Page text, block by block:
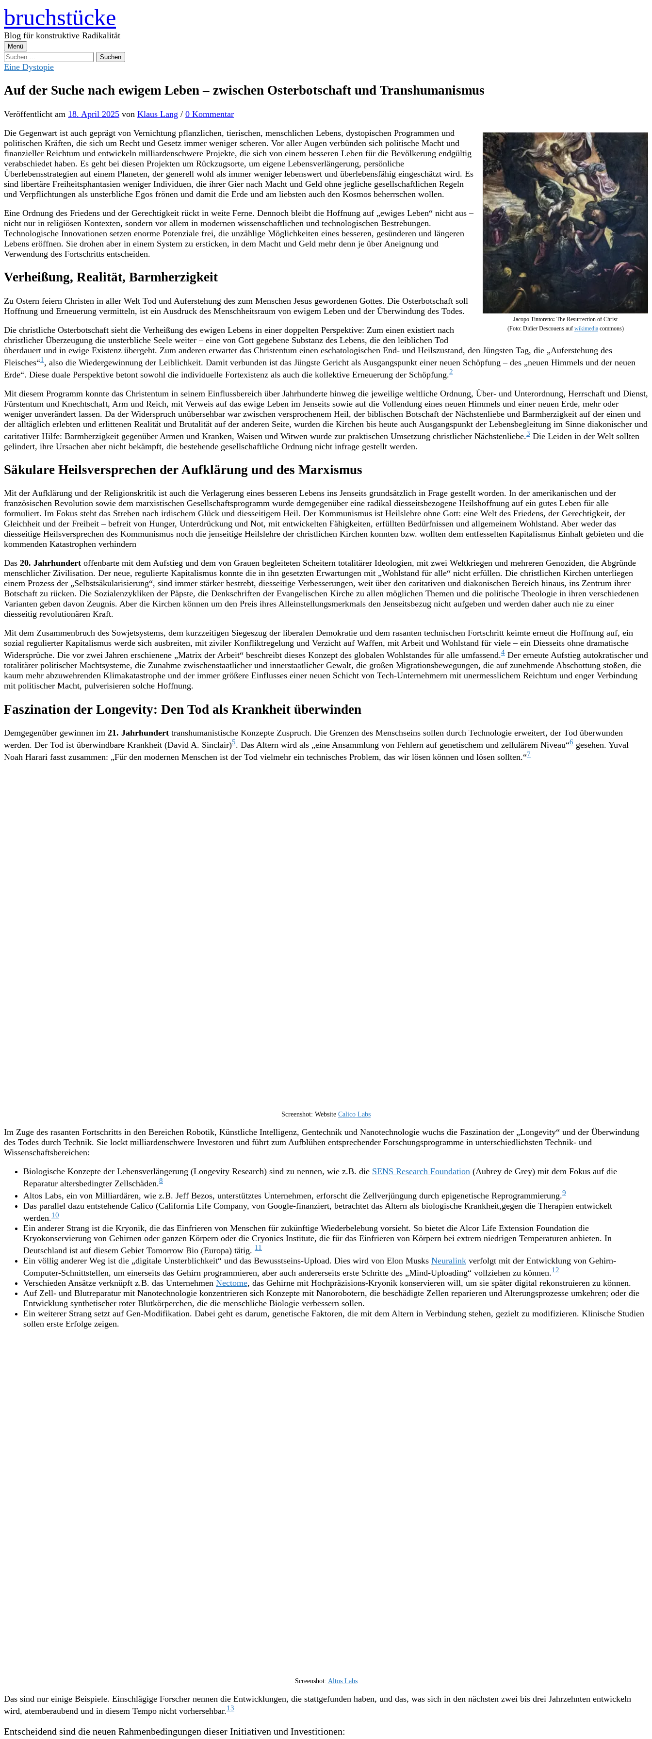
Zum
Inhalt
überspringen
bruchstücke
Blog für konstruktive Radikalität
Menü
Suchen
nach:
Eine Dystopie
Auf der Suche nach ewigem Leben – zwischen Osterbotschaft und Transhumanismus
Veröffentlicht am 18. April 2025 von Klaus Lang / 0 Kommentar
Jacopo Tintoretto: The Resurrection of Christ
(Foto: Didier Descouens auf wikimediacommons)
Die Gegenwart ist auch geprägt von Vernichtung pflanzlichen, tierischen, menschlichen Lebens, dystopischen Programmen und
politischen Kräften, die sich um Recht und Gesetz immer weniger scheren. Vor aller Augen verbünden sich politische Macht und
finanzieller Reichtum und entwickeln milliardenschwere Projekte, die sich von einem besseren Leben für die Bevölkerung endgültig
verabschiedet haben. Es geht bei diesen Projekten um Rückzugsorte, um eigene Lebensverlängerung, persönliche
Überlebensstrategien auf einem Planeten, der generell wohl als immer weniger lebenswert und überlebensfähig eingeschätzt wird. Es
sind libertäre Freiheitsphantasien weniger Individuen, die ihrer Gier nach Macht und Geld ohne jegliche gesellschaftlichen Regeln
und Verpflichtungen als unsterbliche Egos frönen und damit die Erde und am liebsten auch den Kosmos beherrschen wollen.
Eine Ordnung des Friedens und der Gerechtigkeit rückt in weite Ferne. Dennoch bleibt die Hoffnung auf „ewiges Leben“ nicht aus –
nicht nur in religiösen Kontexten, sondern vor allem in modernen wissenschaftlichen und technologischen Bestrebungen.
Technologische Innovationen setzen enorme Potenziale frei, die unzählige Möglichkeiten eines besseren, gesünderen und längeren
Lebens eröffnen. Sie drohen aber in einem System zu ersticken, in dem Macht und Geld mehr denn je über Aneignung und
Verwendung des Fortschritts entscheiden.
Verheißung, Realität, Barmherzigkeit
Zu Ostern feiern Christen in aller Welt Tod und Auferstehung des zum Menschen Jesus gewordenen Gottes. Die Osterbotschaft soll
Hoffnung und Erneuerung vermitteln, ist ein Ausdruck des Menschheitsraum von ewigem Leben und der Überwindung des Todes.
Die christliche Osterbotschaft sieht die Verheißung des ewigen Lebens in einer doppelten Perspektive: Zum einen existiert nach
christlicher Überzeugung die unsterbliche Seele weiter – eine von Gott gegebene Substanz des Lebens, die den leiblichen Tod
überdauert und in ewige Existenz übergeht. Zum anderen erwartet das Christentum einen eschatologischen End- und Heilszustand, den Jüngsten Tag, die „Auferstehung des
Fleisches“1 , also die Wiedergewinnung der Leiblichkeit. Damit verbunden ist das Jüngste Gericht als Ausgangspunkt einer neuen Schöpfung – des „neuen Himmels und der neuen
Erde“. Diese duale Perspektive betont sowohl die individuelle Fortexistenz als auch die kollektive Erneuerung der Schöpfung.2
Mit diesem Programm konnte das Christentum in seinem Einflussbereich über Jahrhunderte hinweg die jeweilige weltliche Ordnung, Über- und Unterordnung, Herrschaft und Dienst,
Fürstentum und Knechtschaft, Arm und Reich, mit Verweis auf das ewige Leben im Jenseits sowie auf die Vollendung eines neuen Himmels und einer neuen Erde, mehr oder
weniger unverändert lassen. Da der Widerspruch unübersehbar war zwischen versprochenem Heil, der biblischen Botschaft der Nächstenliebe und Barmherzigkeit auf der einen und
der alltäglich erlebten und erlittenen Realität und Brutalität auf der anderen Seite, wurden die Kirchen bis heute auch Ausgangspunkt der Lebensbegleitung im Sinne diakonischer und
caritativer Hilfe: Barmherzigkeit gegenüber Armen und Kranken, Waisen und Witwen wurde zur praktischen Umsetzung christlicher Nächstenliebe.3 Die Leiden in der Welt sollten
gelindert, ihre Ursachen aber nicht bekämpft, die bestehende gesellschaftliche Ordnung nicht infrage gestellt werden.
Säkulare Heilsversprechen der Aufklärung und des Marxismus
Mit der Aufklärung und der Religionskritik ist auch die Verlagerung eines besseren Lebens ins Jenseits grundsätzlich in Frage gestellt worden. In der amerikanischen und der
französischen Revolution sowie dem marxistischen Gesellschaftsprogramm wurde demgegenüber eine radikal diesseitsbezogene Heilshoffnung auf ein gutes Leben für alle
formuliert. Im Fokus steht das Streben nach irdischem Glück und diesseitigem Heil. Der Kommunismus ist Heilslehre ohne Gott: eine Welt des Friedens, der Gerechtigkeit, der
Gleichheit und der Freiheit – befreit von Hunger, Unterdrückung und Not, mit entwickelten Fähigkeiten, erfüllten Bedürfnissen und allgemeinem Wohlstand. Aber weder das
diesseitige Heilsversprechen des Kommunismus noch die jenseitige Heilslehre der christlichen Kirchen konnten bzw. wollten dem entfesselten Kapitalismus Einhalt gebieten und die
kommenden Katastrophen verhindern
Das 20. Jahrhundert offenbarte mit dem Aufstieg und dem von Grauen begleiteten Scheitern totalitärer Ideologien, mit zwei Weltkriegen und mehreren Genoziden, die Abgründe
menschlicher Zivilisation. Der neue, regulierte Kapitalismus konnte die in ihn gesetzten Erwartungen mit „Wohlstand für alle“ nicht erfüllen. Die christlichen Kirchen unterliegen
einem Prozess der „Selbstsäkularisierung“, sind immer stärker bestrebt, diesseitige Verbesserungen, weit über den caritativen und diakonischen Bereich hinaus, ins Zentrum ihrer
Botschaft zu rücken. Die Sozialenzykliken der Päpste, die Denkschriften der Evangelischen Kirche zu allen möglichen Themen und die politische Theologie in ihren verschiedenen
Varianten geben davon Zeugnis. Aber die Kirchen können um den Preis ihres Alleinstellungsmerkmals den Jenseitsbezug nicht aufgeben und werden daher auch nie zu einer
diesseitig revolutionären Kraft.
Mit dem Zusammenbruch des Sowjetsystems, dem kurzzeitigen Siegeszug der liberalen Demokratie und dem rasanten technischen Fortschritt keimte erneut die Hoffnung auf, ein
sozial regulierter Kapitalismus werde sich ausbreiten, mit ziviler Konfliktregelung und Verzicht auf Waffen, mit Arbeit und Wohlstand für viele – ein Diesseits ohne dramatische
Widersprüche. Die vor zwei Jahren erschienene „Matrix der Arbeit“ beschreibt dieses Konzept des globalen Wohlstandes für alle umfassend.4 Der erneute Aufstieg autokratischer und
totalitärer politischer Machtsysteme, die Zunahme zwischenstaatlicher und innerstaatlicher Gewalt, die großen Migrationsbewegungen, die auf zunehmende Abschottung stoßen, die
kaum mehr abzuwehrenden Klimakatastrophe und der immer größere Einflusses einer neuen Schicht von Tech-Unternehmern mit unermesslichem Reichtum und enger Verbindung
mit politischer Macht, pulverisieren solche Hoffnung.
Faszination der Longevity: Den Tod als Krankheit überwinden
Demgegenüber gewinnen im 21. Jahrhundert transhumanistische Konzepte Zuspruch. Die Grenzen des Menschseins sollen durch Technologie erweitert, der Tod überwunden
werden. Der Tod ist überwindbare Krankheit (David A. Sinclair)5. Das Altern wird als „eine Ansammlung von Fehlern auf genetischem und zellulärem Niveau“6 gesehen. Yuval
Noah Harari fasst zusammen: „Für den modernen Menschen ist der Tod vielmehr ein technisches Problem, das wir lösen können und lösen sollten.“7
Screenshot: Website Calico Labs
Im Zuge des rasanten Fortschritts in den Bereichen Robotik, Künstliche Intelligenz, Gentechnik und Nanotechnologie wuchs die Faszination der „Longevity“ und der Überwindung
des Todes durch Technik. Sie lockt milliardenschwere Investoren und führt zum Aufblühen entsprechender Forschungsprogramme in unterschiedlichsten Technik- und
Wissenschaftsbereichen:
Biologische Konzepte der Lebensverlängerung (Longevity Research) sind zu nennen, wie z.B. die SENS Research Foundation (Aubrey de Grey) mit dem Fokus auf die
Reparatur altersbedingter Zellschäden.8
Altos Labs, ein von Milliardären, wie z.B. Jeff Bezos, unterstütztes Unternehmen, erforscht die Zellverjüngung durch epigenetische Reprogrammierung.9
Das parallel dazu entstehende Calico (California Life Company, von Google-finanziert, betrachtet das Altern als biologische Krankheit,gegen die Therapien entwickelt
werden.10
Ein anderer Strang ist die Kryonik, die das Einfrieren von Menschen für zukünftige Wiederbelebung vorsieht. So bietet die Alcor Life Extension Foundation die
Kryokonservierung von Gehirnen oder ganzen Körpern oder die Cryonics Institute, die für das Einfrieren von Körpern bei extrem niedrigen Temperaturen anbieten. In
Deutschland ist auf diesem Gebiet Tomorrow Bio (Europa) tätig. 11
Ein völlig anderer Weg ist die „digitale Unsterblichkeit“ und das Bewusstseins-Upload. Dies wird von Elon Musks Neuralink verfolgt mit der Entwicklung von Gehirn-
Computer-Schnittstellen, um einerseits das Gehirn programmieren, aber auch andererseits erste Schritte des „Mind-Uploading“ vollziehen zu können.12
Verschieden Ansätze verknüpft z.B. das Unternehmen Nectome, das Gehirne mit Hochpräzisions-Kryonik konservieren will, um sie später digital rekonstruieren zu können.
Auf Zell- und Blutreparatur mit Nanotechnologie konzentrieren sich Konzepte mit Nanorobotern, die beschädigte Zellen reparieren und Alterungsprozesse umkehren; oder die
Entwicklung synthetischer roter Blutkörperchen, die die menschliche Biologie verbessern sollen.
Ein weiterer Strang setzt auf Gen-Modifikation. Dabei geht es darum, genetische Faktoren, die mit dem Altern in Verbindung stehen, gezielt zu modifizieren. Klinische Studien
sollen erste Erfolge zeigen.
Screenshot: Altos Labs
Das sind nur einige Beispiele. Einschlägige Forscher nennen die Entwicklungen, die stattgefunden haben, und das, was sich in den nächsten zwei bis drei Jahrzehnten entwickeln
wird, atemberaubend und in diesem Tempo nicht vorhersehbar.13
Entscheidend sind die neuen Rahmenbedingungen dieser Initiativen und Investitionen: